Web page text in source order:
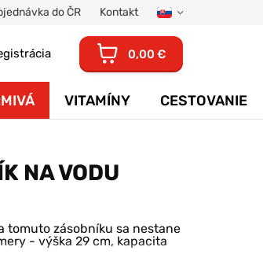
do ČR
Kontakt
0,00 €
VITAMÍNY CESTOVANIE
NA VODU
tomuto zásobníku sa nestane
- výška 29 cm, kapacita